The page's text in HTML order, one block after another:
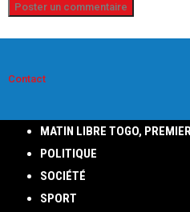
Contact
MATIN LIBRE TOGO,
POLITIQUE
SOCIÉTÉ
SPORT